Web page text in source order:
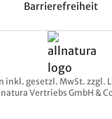
Barrierefreiheit
inkl. gesetzl. MwSt. zzgl.
Vertriebs GmbH &